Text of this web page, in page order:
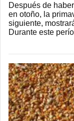
Después de
en otoño, la
siguiente,
Durante este